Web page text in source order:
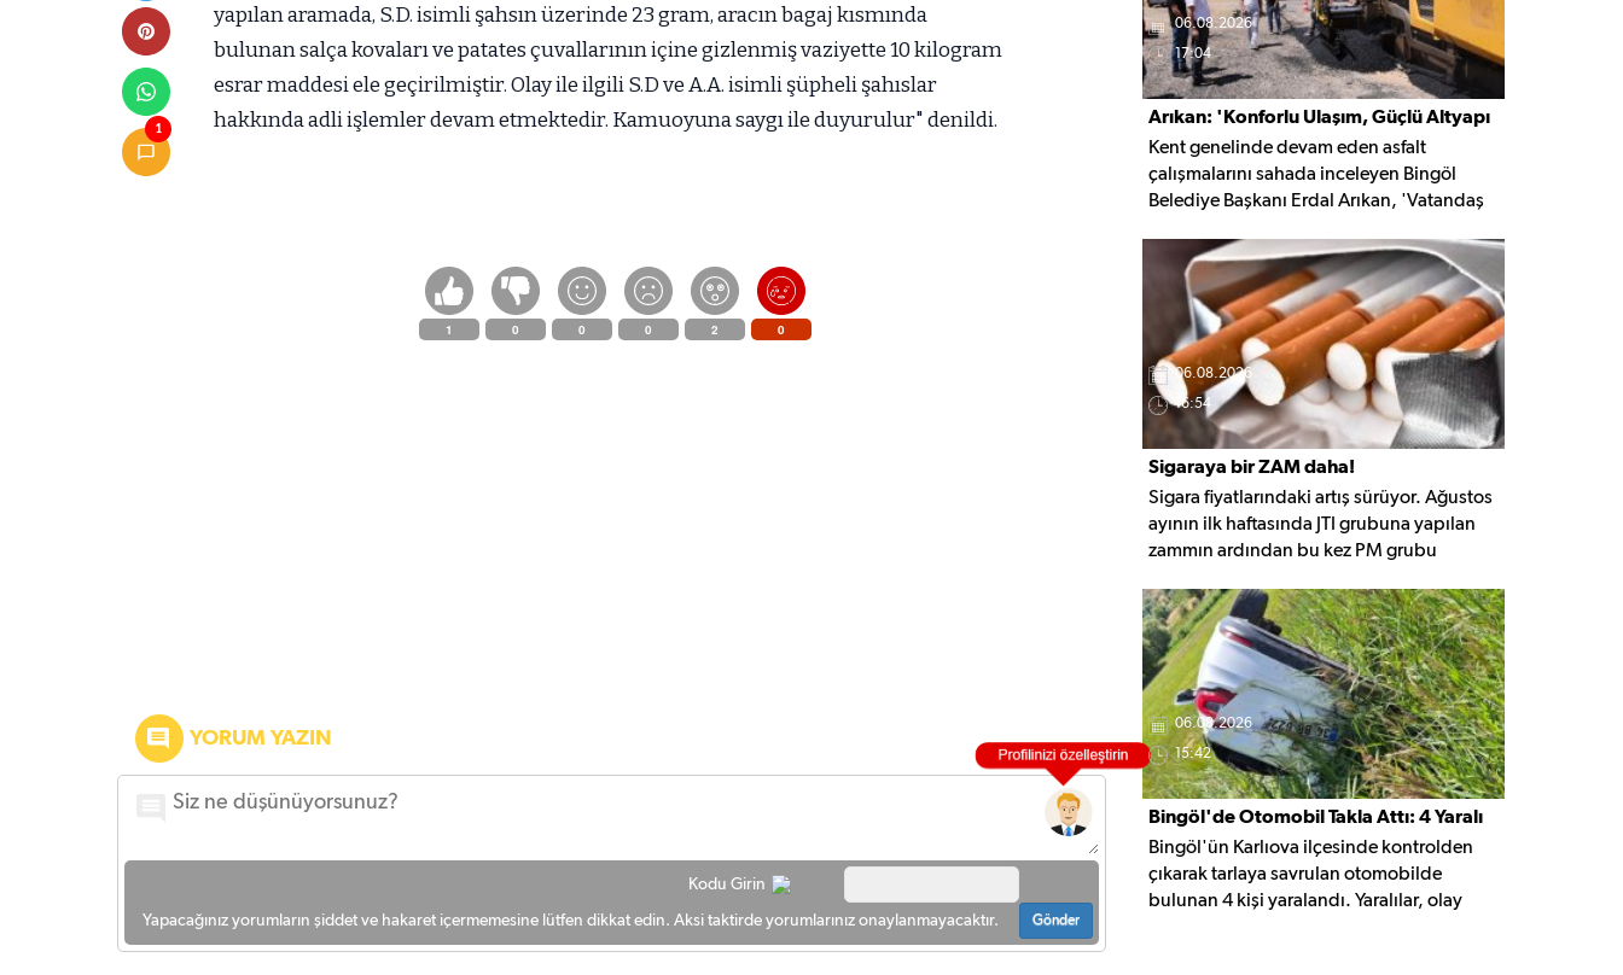
1
yapılan aramada, S.D. isimli şahsın üzerinde 23 gram, aracın bagaj kısmında
bulunan salça kovaları ve patates çuvallarının içine gizlenmiş vaziyette 10 kilogram
esrar maddesi ele geçirilmiştir. Olay ile ilgili S.D ve A.A. isimli şüpheli şahıslar
hakkında adli işlemler devam etmektedir. Kamuoyuna saygı ile duyurulur" denildi.
1 0 0 0 2 0
YORUM YAZIN
Kodu Girin
Yapacağınız yorumların şiddet ve hakaret içermemesine lütfen dikkat edin. Aksi taktirde yorumlarınız onaylanmayacaktır. Gönder
06.08.2026
17:04
Arıkan: 'Konforlu Ulaşım, Güçlü Altyapı
İçin Çalışıyoruz'
Kent genelinde devam eden asfalt
çalışmalarını sahada inceleyen Bingöl
Belediye Başkanı Erdal Arıkan, 'Vatandaş
hayatına kattığı konforu hatırlar' diyerek,
ulaşım yatırımlarında kalıcı ve güvenli
çözümleri öncelediklerini söyledi. Arıkan,
bu sezon yaklaşık 40 bin ton asfalt serimi
gerçekleştirileceğini belirtti.
06.08.2026
16:54
Sigaraya bir ZAM daha!
Sigara fiyatlarındaki artış sürüyor. Ağustos
ayının ilk haftasında JTI grubuna yapılan
zammın ardından bu kez PM grubu
gruptaki en ucuz sigara 120 TL, en pahalı
sigara ise 140 TL'ye yükseldi.
06.08.2026
15:42
Bingöl'de Otomobil Takla Attı: 4 Yaralı
Bingöl'ün Karlıova ilçesinde kontrolden
çıkarak tarlaya savrulan otomobilde
bulunan 4 kişi yaralandı. Yaralılar, olay